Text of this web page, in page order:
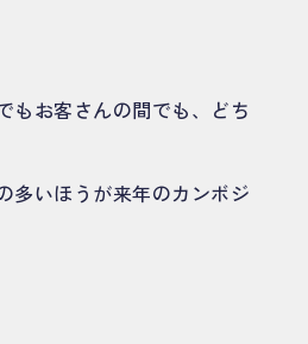
もお客さんの間でも、どち
多いほうが来年のカンボジ